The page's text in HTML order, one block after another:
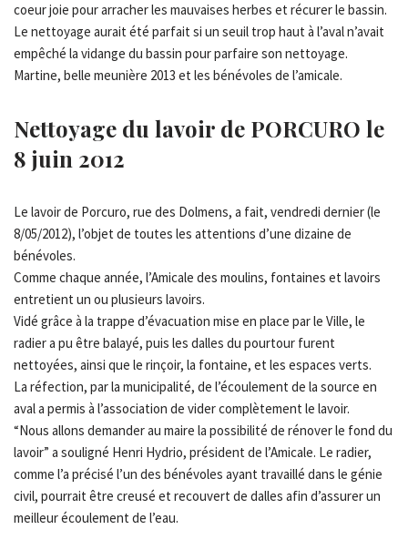
coeur joie pour arracher les mauvaises herbes et récurer le bassin.
Le nettoyage aurait été parfait si un seuil trop haut à l’aval n’avait
empêché la vidange du bassin pour parfaire son nettoyage.
Martine, belle meunière 2013 et les bénévoles de l’amicale.
Nettoyage du lavoir de PORCURO le
8 juin 2012
Le lavoir de Porcuro, rue des Dolmens, a fait, vendredi dernier (le
8/05/2012), l’objet de toutes les attentions d’une dizaine de
bénévoles.
Comme chaque année, l’Amicale des moulins, fontaines et lavoirs
entretient un ou plusieurs lavoirs.
Vidé grâce à la trappe d’évacuation mise en place par le Ville, le
radier a pu être balayé, puis les dalles du pourtour furent
nettoyées, ainsi que le rinçoir, la fontaine, et les espaces verts.
La réfection, par la municipalité, de l’écoulement de la source en
aval a permis à l’association de vider complètement le lavoir.
“Nous allons demander au maire la possibilité de rénover le fond du
lavoir” a souligné Henri Hydrio, président de l’Amicale. Le radier,
comme l’a précisé l’un des bénévoles ayant travaillé dans le génie
civil, pourrait être creusé et recouvert de dalles afin d’assurer un
meilleur écoulement de l’eau.